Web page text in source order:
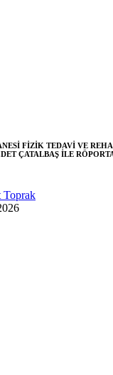
FİZİK TEDAVİ VE
ÇATALBAŞ İLE
Toprak